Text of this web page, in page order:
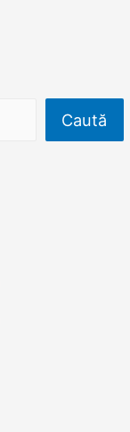
Caută